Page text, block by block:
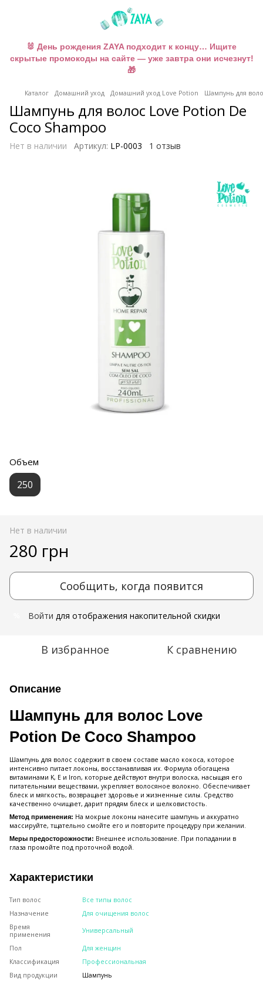
🐰 День рождения ZAYA подходит к концу… Ищите
скрытые промокоды на сайте — уже завтра они исчезнут!
🎁
Каталог Домашний уход Домашний уход Love Potion Шампунь для
Шампунь для волос Love Potion De
Coco Shampoo
Нет в наличии Артикул: LP-0003 1 отзыв
Объем
250
Нет в наличии
280 грн
Сообщить, когда появится
Войти для отображения накопительной скидки
В избранное К сравнению
Описание
Шампунь для волос Love
Potion De Coco Shampoo
Шампунь для волос содержит в своем составе масло кокоса, которое
интенсивно питает локоны, восстанавливая их. Формула обогащена
витаминами K, E и Iron, которые действуют внутри волоска, насыщая его
питательными веществами, укрепляет волосяное волокно. Обеспечивает
блеск и мягкость, возвращает здоровье и жизненные силы. Средство
качественно очищает, дарит прядям блеск и шелковистость.
Метод применения: На мокрые локоны нанесите шампунь и аккуратно
массируйте, тщательно смойте его и повторите процедуру при желании.
Меры предосторожности: Внешнее использование. При попадании в
глаза промойте под проточной водой.
Характеристики
Тип волос
Все типы волос
Назначение
Для очищения волос
Время
применения
Универсальный
Пол
Для женщин
Классификация
Профессиональная
Вид продукции
Шампунь